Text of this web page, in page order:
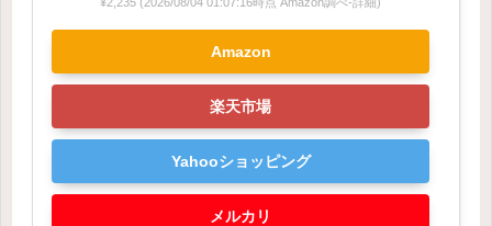
Amazon
楽天市場
Yahooショッピング
メルカリ